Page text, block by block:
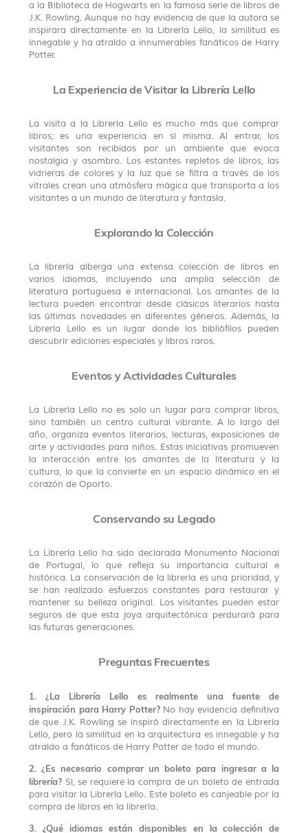
a la Biblioteca de Hogwarts en la famosa serie de libros de
J.K. Rowling. Aunque no hay evidencia de que la autora se
inspirara directamente en la Librería Lello, la similitud es
innegable y ha atraído a innumerables fanáticos de Harry
Potter.
La Experiencia de Visitar la Librería Lello
La visita a la Librería Lello es mucho más que comprar
libros; es una experiencia en sí misma. Al entrar, los
visitantes son recibidos por un ambiente que evoca
nostalgia y asombro. Los estantes repletos de libros, las
vidrieras de colores y la luz que se filtra a través de los
vitrales crean una atmósfera mágica que transporta a los
visitantes a un mundo de literatura y fantasía.
Explorando la Colección
La librería alberga una extensa colección de libros en
varios idiomas, incluyendo una amplia selección de
literatura portuguesa e internacional. Los amantes de la
lectura pueden encontrar desde clásicos literarios hasta
las últimas novedades en diferentes géneros. Además, la
Librería Lello es un lugar donde los bibliófilos pueden
descubrir ediciones especiales y libros raros.
Eventos y Actividades Culturales
La Librería Lello no es solo un lugar para comprar libros,
sino también un centro cultural vibrante. A lo largo del
año, organiza eventos literarios, lecturas, exposiciones de
arte y actividades para niños. Estas iniciativas promueven
la interacción entre los amantes de la literatura y la
cultura, lo que la convierte en un espacio dinámico en el
corazón de Oporto.
Conservando su Legado
La Librería Lello ha sido declarada Monumento Nacional
de Portugal, lo que refleja su importancia cultural e
histórica. La conservación de la librería es una prioridad, y
se han realizado esfuerzos constantes para restaurar y
mantener su belleza original. Los visitantes pueden estar
seguros de que esta joya arquitectónica perdurará para
las futuras generaciones.
Preguntas Frecuentes
1. ¿La Librería Lello es realmente una fuente de
inspiración para Harry Potter? No hay evidencia definitiva
de que J.K. Rowling se inspiró directamente en la Librería
Lello, pero la similitud en la arquitectura es innegable y ha
atraído a fanáticos de Harry Potter de todo el mundo.
2. ¿Es necesario comprar un boleto para ingresar a la
librería? Sí, se requiere la compra de un boleto de entrada
para visitar la Librería Lello. Este boleto es canjeable por la
compra de libros en la librería.
3. ¿Qué idiomas están disponibles en la colección de